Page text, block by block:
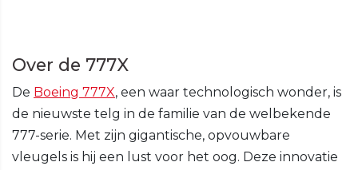
Over de 777X
De Boeing 777X, een waar technologisch wonder, is
de nieuwste telg in de familie van de welbekende
777-serie. Met zijn gigantische, opvouwbare
vleugels is hij een lust voor het oog. Deze innovatie